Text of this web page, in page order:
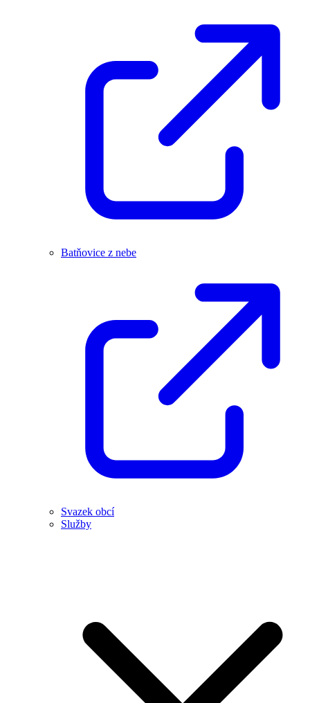
Batňovice z nebe
Svazek obcí
Služby